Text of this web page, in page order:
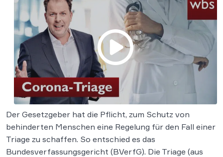
Der Gesetzgeber hat die Pflicht, zum Schutz von
behinderten Menschen eine Regelung für den Fall einer
Triage zu schaffen. So entschied es das
Bundesverfassungsgericht (BVerfG). Die Triage (aus